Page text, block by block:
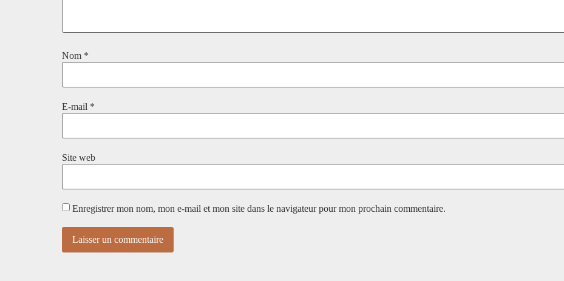
Nom *
E-mail *
Site web
Enregistrer mon nom, mon e-mail et mon site dans le navigateur pour mon prochain commentaire.